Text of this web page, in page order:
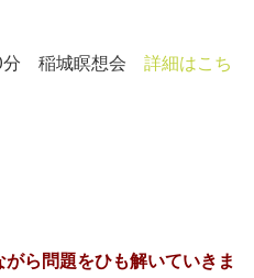
分 稲城瞑想会 詳細はこち
ら問題をひも解いていきま